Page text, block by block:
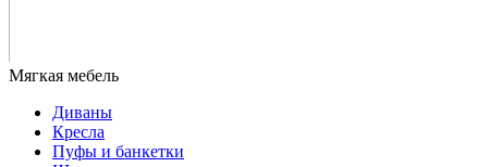
Диваны
Кресла
Пуфы и банкетки